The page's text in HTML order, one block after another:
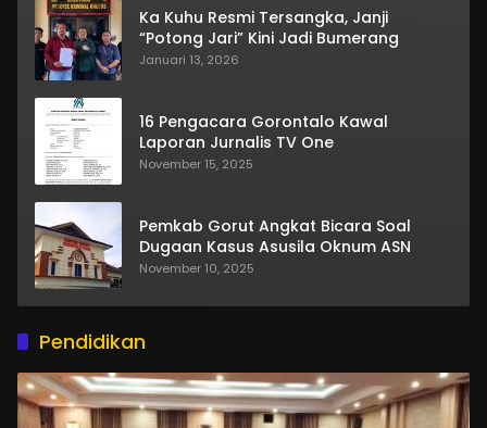
Ka Kuhu Resmi Tersangka, Janji
“Potong Jari” Kini Jadi Bumerang
Januari 13, 2026
16 Pengacara Gorontalo Kawal
Laporan Jurnalis TV One
November 15, 2025
Pemkab Gorut Angkat Bicara Soal
Dugaan Kasus Asusila Oknum ASN
November 10, 2025
Pendidikan